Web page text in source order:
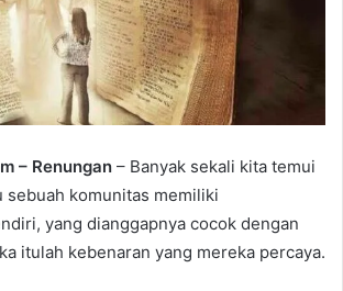
– Renungan – Banyak sekali kita temui
sebuah komunitas memiliki
yang dianggapnya cocok dengan
itulah kebenaran yang mereka percaya.